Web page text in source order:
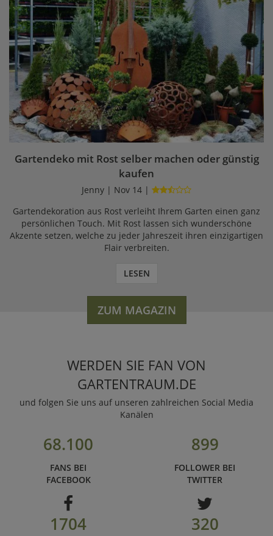
Gartendeko mit Rost selber machen oder günstig
kaufen
Jenny | Nov 14 |
Gartendekoration aus Rost verleiht Ihrem Garten einen ganz
persönlichen Touch. Mit Rost lassen sich wunderschöne
Akzente setzen, welche zu jeder Jahreszeit ihren einzigartigen
Flair verbreiten.
LESEN
ZUM MAGAZIN
WERDEN SIE FAN VON
GARTENTRAUM.DE
und folgen Sie uns auf unseren zahlreichen Social Media
Kanälen
68.100
FANS BEI
FACEBOOK
899
FOLLOWER BEI
TWITTER
1704 320